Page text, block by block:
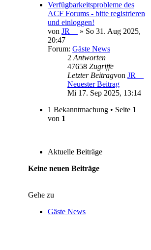
Verfügbarkeitsprobleme des
ACF Forums - bitte registrieren
und einloggen!
von JR__
» So 31. Aug 2025,
20:47
Forum: Gäste News
2Antworten
47658 Zugriffe
Letzter Beitragvon JR__
Neuester Beitrag
Mi 17. Sep 2025, 13:14
1 Bekanntmachung • Seite 1
von 1
Aktuelle Beiträge
Keine neuen Beiträge
Gehe zu
Gäste News